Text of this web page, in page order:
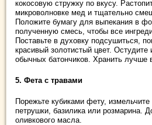
кокосовую стружку по вкусу.
микроволновке мед и тщательно
Положите бумагу для выпекания в
полученную смесь, чтобы все
Поставьте в духовку подсушиться,
красивый золотистый цвет.
обычных батончиков. Хранить лучше
5. Фета с травами
Порежьте кубиками фету,
петрушки, базилика или розмарина.
оливкового масла.